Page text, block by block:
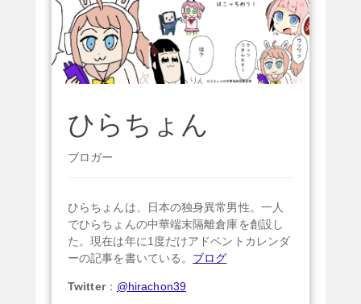
ひらちょん
ブロガー
ひらちょんは、日本の独身異常男性。一人
でひらちょんの中華端末隔離倉庫を創設し
た。現在は年に1度だけアドベントカレンダ
ーの記事を書いている。 ブログ
Twitter： @hirachon39